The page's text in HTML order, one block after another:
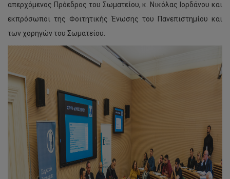
απερχόμενος Πρόεδρος του Σωματείου, κ. Νικόλας Ιορδάνου και
εκπρόσωποι της Φοιτητικής Ένωσης του Πανεπιστημίου και
των χορηγών του Σωματείου.